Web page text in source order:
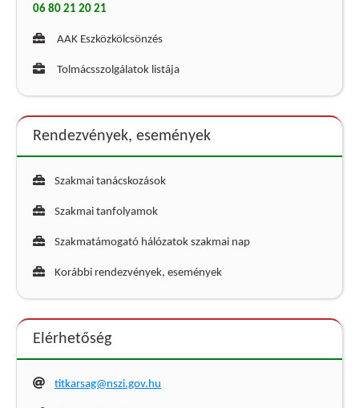
06 80 21 20 21
AAK Eszközkölcsönzés
Tolmácsszolgálatok listája
Rendezvények, események
Szakmai tanácskozások
Szakmai tanfolyamok
Szakmatámogató hálózatok szakmai nap
Korábbi rendezvények, események
Elérhetőség
titkarsag@nszi.gov.hu